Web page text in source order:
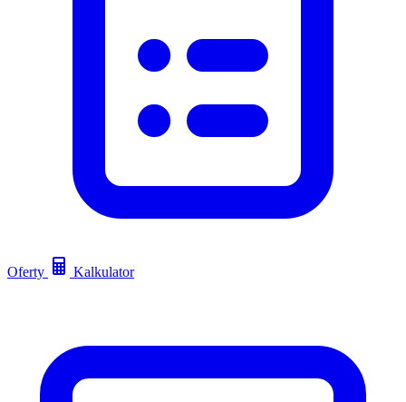
Oferty Kalkulator